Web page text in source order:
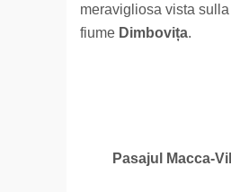
meravigliosa vista sulla
fiume Dimbovița.
Pasajul Macca-